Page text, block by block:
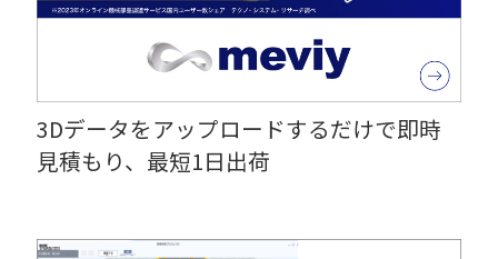
3Dデータをアップロードするだけで即時
見積もり、最短1日出荷